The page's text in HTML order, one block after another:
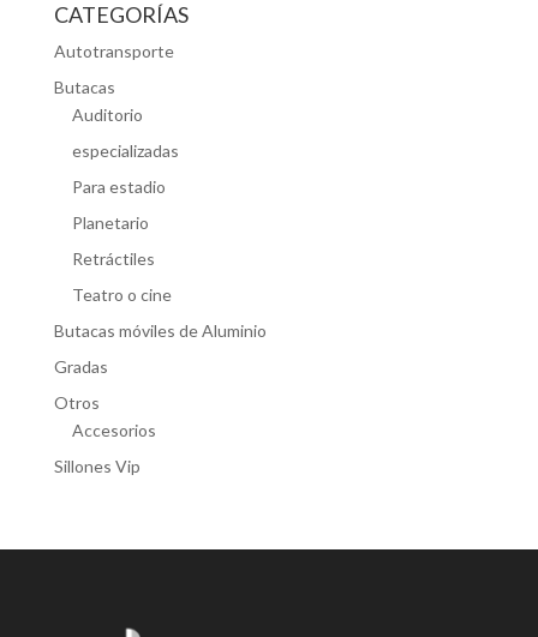
CATEGORÍAS
Autotransporte
Butacas
Auditorio
especializadas
Para estadio
Planetario
Retráctiles
Teatro o cine
Butacas móviles de Aluminio
Gradas
Otros
Accesorios
Sillones Vip